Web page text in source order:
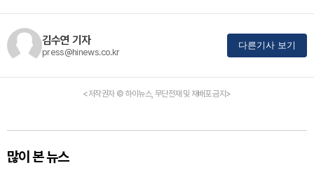
김수연 기자
press@hinews.co.kr
다른기사 보기
<저작권자 © 하이뉴스, 무단전재 및 재배포 금지>
많이 본 뉴스